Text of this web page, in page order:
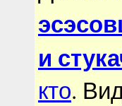
и
кто.